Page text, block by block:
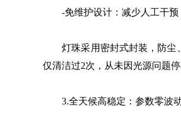
-免维护设计：减少人工干预
灯珠采用密封式封装，防尘、
仅清洁过2次，从未因光源问题停
3.全天候高稳定：参数零波